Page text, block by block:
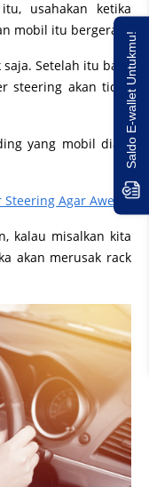
usahakan ketika
mobil itu bergerak.
Setelah itu baru
steering akan tidak
yang mobil diam
Agar Awet
kalau misalkan kita
akan merusak rack
Saldo E-wallet Untukmu!